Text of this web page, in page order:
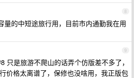
8
量的中短途旅行用，目前市内通勤我在用
9
只是旅游不爬山的话弄个仿版差不多了，
价格太离谱了，保修也没啥用，我正版包